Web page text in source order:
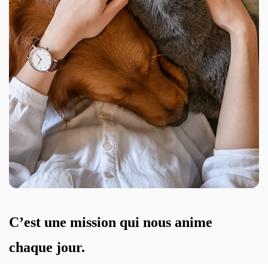
C’est une mission qui nous anime
chaque jour.